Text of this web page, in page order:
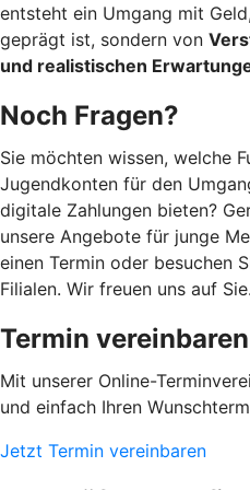
entsteht ein Umgang mit
geprägt ist, sondern von
und realistischen
Noch Fragen?
Sie möchten wissen, welche
Jugendkonten für den
digitale Zahlungen bieten?
unsere Angebote für junge
einen Termin oder besuchen
Filialen. Wir freuen uns auf Sie.
Termin vereinbaren
Mit unserer Online-
und einfach Ihren
Jetzt Termin vereinbaren